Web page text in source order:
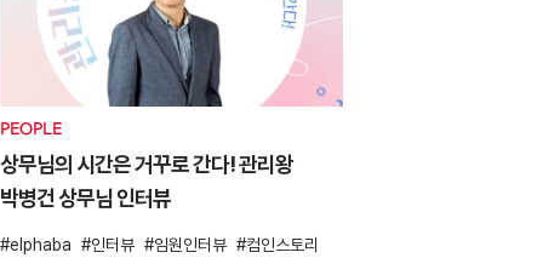
PEOPLE
상무님의 시간은 거꾸로 간다! 관리왕
박병건 상무님 인터뷰
elphaba 인터뷰 임원인터뷰 컴인스토리